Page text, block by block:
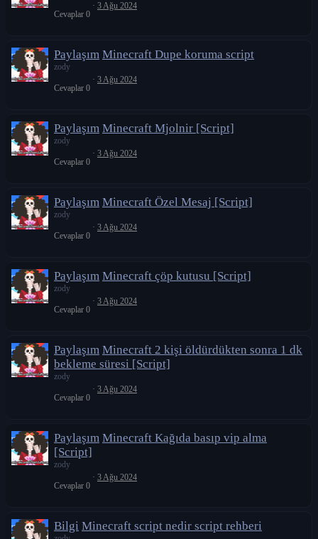
Cevaplar 0
3 Ağu 2024
Paylaşım Minecraft Dupe koruma script
zody
Cevaplar 0
3 Ağu 2024
Paylaşım Minecraft Mjolnir [Script]
zody
Cevaplar 0
3 Ağu 2024
Paylaşım Minecraft Özel Mesaj [Script]
zody
Cevaplar 0
3 Ağu 2024
Paylaşım Minecraft çöp kutusu [Script]
zody
Cevaplar 0
3 Ağu 2024
Paylaşım Minecraft 2 kişi öldürdükten sonra 1 dk
bekleme süresi [Script]
zody
Cevaplar 0
3 Ağu 2024
Paylaşım Minecraft Kağıda basıp vip alma
[Script]
zody
Cevaplar 0
3 Ağu 2024
Bilgi Minecraft script nedir script rehberi